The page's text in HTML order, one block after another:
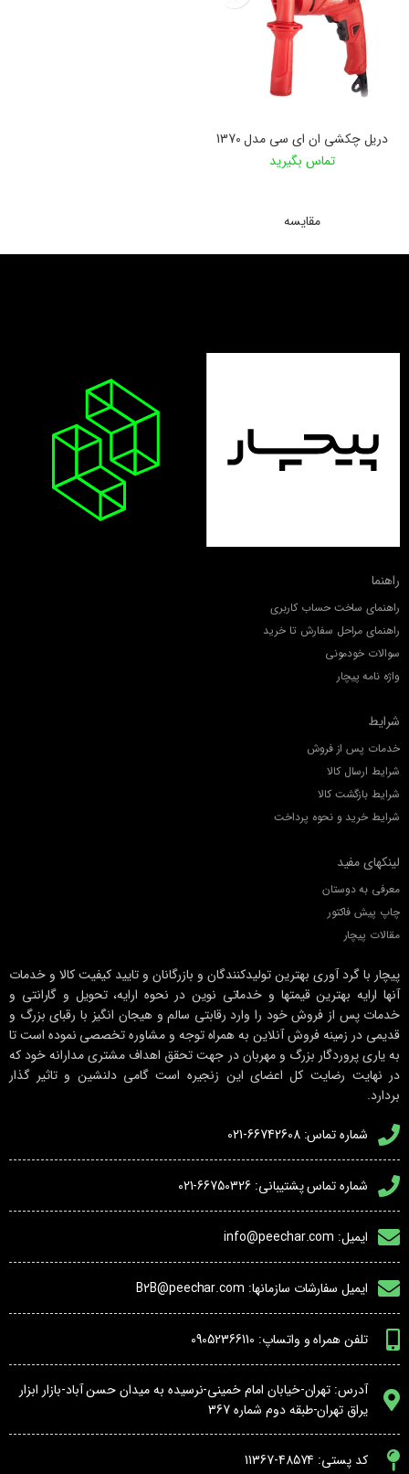
دریل چکشی ان ای سی مدل 1370
تماس بگیرید
مقایسه
راهنما
راهنمای ساخت حساب کاربری
راهنمای مراحل سفارش تا خرید
سوالات خودمونی
واژه نامه پیچار
شرایط
خدمات پس از فروش
شرایط ارسال کالا
شرایط بازگشت کالا
شرایط خرید و نحوه پرداخت
لینکهای مفید
معرفی به دوستان
چاپ پیش فاکتور
مقالات پیچار
پیچار با گرد آوری بهترین تولیدکنندگان و بازرگانان و تایید کیفیت کالا و خدمات
آنها ارایه بهترین قیمتها و خدماتی نوین در نحوه ارایه، تحویل و گارانتی و
خدمات پس از فروش خود را وارد رقابتی سالم و هیجان انگیز با رقبای بزرگ و
قدیمی در زمینه فروش آنلاین به همراه توجه و مشاوره تخصصی نموده است تا
به یاری پروردگار بزرگ و مهربان در جهت تحقق اهداف مشتری مدارانه خود که
در نهایت رضایت کل اعضای این زنجیره است گامی دلنشین و تاثیر گذار
بردارد.
شماره تماس: 66742608-021
شماره تماس پشتیبانی: 66750326-021
ایمیل: info@peechar.com
ایمیل سفارشات سازمانها: B2B@peechar.com
تلفن همراه و واتساپ: 09052366110
آدرس: تهران-خیابان امام خمینی-نرسیده به میدان حسن آباد-بازار ابزار
یراق تهران-طبقه دوم شماره 367
کد پستی: 48574-11367